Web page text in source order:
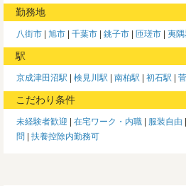
勤務地
八街市 旭市 千葉市 銚子市 匝瑳市 夷
駅
京成津田沼駅 検見川駅 南柏駅 初石駅
こだわり条件
未経験者歓迎 在宅ワーク・内職 服装自由
問
扶養控除内勤務可